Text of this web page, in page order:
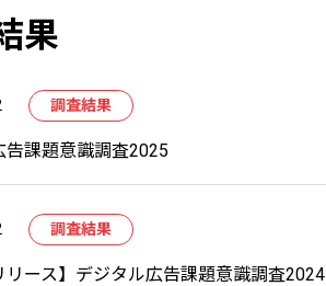
果
調査結果
告課題意識調査2025
調査結果
リース】デジタル広告課題意識調査2024